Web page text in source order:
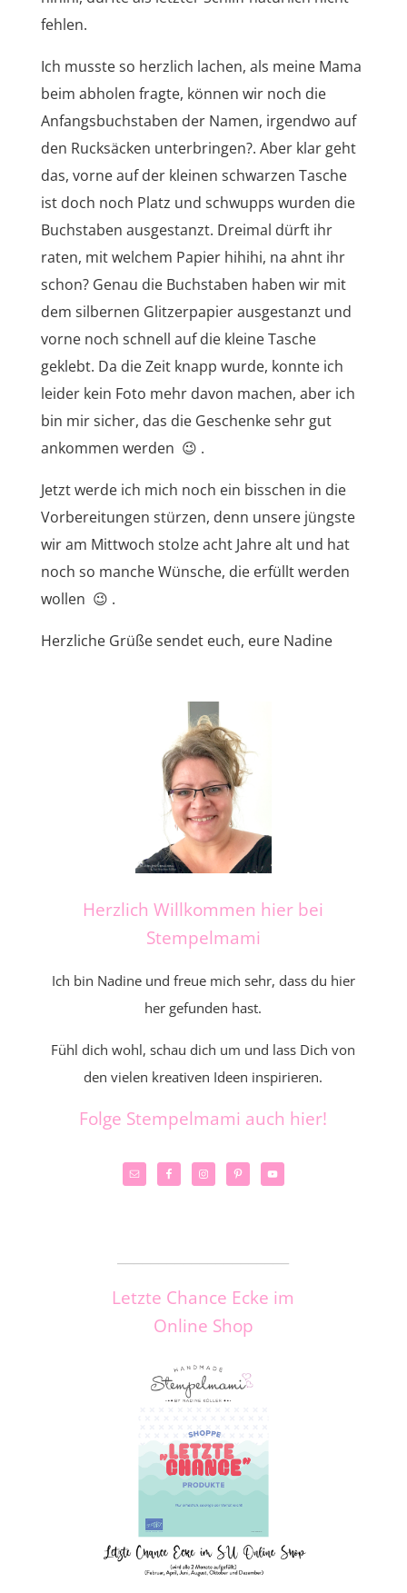
fehlen.
Ich musste so herzlich lachen, als meine Mama
beim abholen fragte, können wir noch die
Anfangsbuchstaben der Namen, irgendwo auf
den Rucksäcken unterbringen?. Aber klar geht
das, vorne auf der kleinen schwarzen Tasche
ist doch noch Platz und schwupps wurden die
Buchstaben ausgestanzt. Dreimal dürft ihr
raten, mit welchem Papier hihihi, na ahnt ihr
schon? Genau die Buchstaben haben wir mit
dem silbernen Glitzerpapier ausgestanzt und
vorne noch schnell auf die kleine Tasche
geklebt. Da die Zeit knapp wurde, konnte ich
leider kein Foto mehr davon machen, aber ich
bin mir sicher, das die Geschenke sehr gut
ankommen werden 😉 .
Jetzt werde ich mich noch ein bisschen in die
Vorbereitungen stürzen, denn unsere jüngste
wir am Mittwoch stolze acht Jahre alt und hat
noch so manche Wünsche, die erfüllt werden
wollen 😉 .
Herzliche Grüße sendet euch, eure Nadine
Herzlich Willkommen hier bei
Stempelmami
Ich bin Nadine und freue mich sehr, dass du hier
her gefunden hast.
Fühl dich wohl, schau dich um und lass Dich von
den vielen kreativen Ideen inspirieren.
Folge Stempelmami auch hier!
Letzte Chance Ecke im
Online Shop